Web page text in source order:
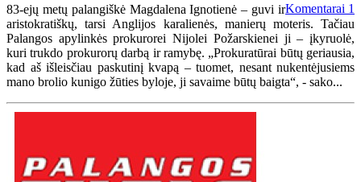
Komentarai 1
83-ejų metų palangiškė Magdalena Ignotienė – guvi ir
aristokratiškų, tarsi Anglijos karalienės, manierų moteris. Tačiau
Palangos apylinkės prokurorei Nijolei Požarskienei ji – įkyruolė,
kuri trukdo prokurorų darbą ir ramybę. „Prokuratūrai būtų geriausia,
kad aš išleisčiau paskutinį kvapą – tuomet, nesant nukentėjusiems
mano brolio kunigo žūties byloje, ji savaime būtų baigta“, - sako...